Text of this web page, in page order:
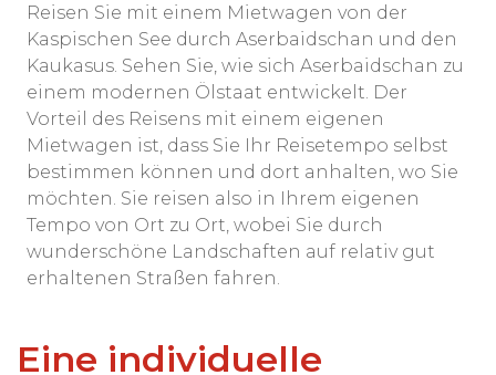
Reisen Sie mit einem Mietwagen von der
Kaspischen See durch Aserbaidschan und den
Kaukasus. Sehen Sie, wie sich Aserbaidschan zu
einem modernen Ölstaat entwickelt. Der
Vorteil des Reisens mit einem eigenen
Mietwagen ist, dass Sie Ihr Reisetempo selbst
bestimmen können und dort anhalten, wo Sie
möchten. Sie reisen also in Ihrem eigenen
Tempo von Ort zu Ort, wobei Sie durch
wunderschöne Landschaften auf relativ gut
erhaltenen Straßen fahren.
Eine individuelle